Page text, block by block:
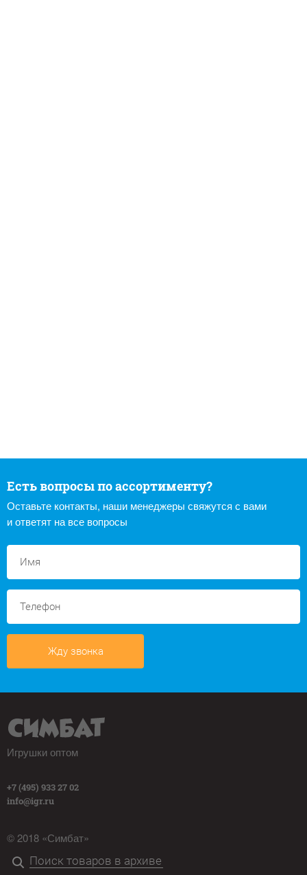
Есть вопросы по ассортименту?
Оставьте контакты, наши менеджеры свяжутся с вами
и ответят на все вопросы
Жду звонка
Игрушки оптом
+7 (495) 933 27 02
info@igr.ru
© 2018 «Симбат»